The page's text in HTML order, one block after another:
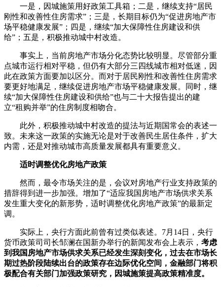
一是，因城施策用好政策工具箱；二是，继续支持“居民
刚性和改善性住房需求”；三是，长期目标仍为“促进房地产市
场平稳健康发展”；四是，继续“加大保障性住房建设和供
给”；五是，积极推动城中村改造。
事实上，当前房地产市场分化态势比较明显。尽管部分重
点城市运行相对平稳，但仍有大部分三四线城市相对低迷，因
此在政策方面要加以区分。而对于居民刚性和改善性住房需求
要更好地满足，继续促进房地产市场平稳健康发展。同时，继
续“加大保障性住房建设和供给”也与二十大报告提出的建
立“租购并举”的住房制度相吻合。
此外，积极推动城中村改造的提法与近期国常会的表述一
致。未来这一政策的实施无论是对于改善民生居住条件，扩大
内需，还是对推动城市高质量发展都具有重要意义。
适时调整优化房地产政策
然而，最令市场关注的是，会议对房地产行业支持政策的
措辞得到进一步加强。增加了“适应我国房地产市场供求关系
发生重大变化的新形势，适时调整优化房地产政策”的最新定
调。
实际上，央行方面此前曾有过类似表述。7月14日，央行
货币政策司司长邹澜在国新办举行的新闻发布会上表示， 考虑
到我国房地产市场供求关系已经发生深刻变化，过去在市场长
期过热阶段陆续出台的政策存在边际优化空间，金融部门将积
极配合有关部门加强政策研究，因城施策提高政策精准度。